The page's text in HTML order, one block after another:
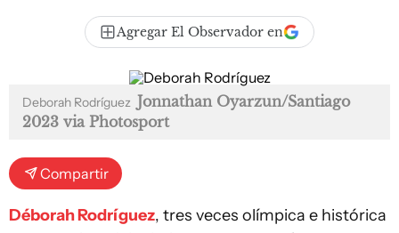
Agregar El Observador en
Deborah Rodríguez Jonnathan Oyarzun/Santiago
2023 via Photosport
Compartir
Déborah Rodríguez, tres veces olímpica e histórica